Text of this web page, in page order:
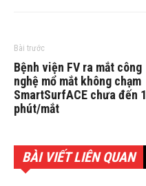
Bài trước
Bệnh viện FV ra mắt công
nghệ mổ mắt không chạm
SmartSurfACE chưa đến 1
phút/mắt
BÀI VIẾT LIÊN QUAN